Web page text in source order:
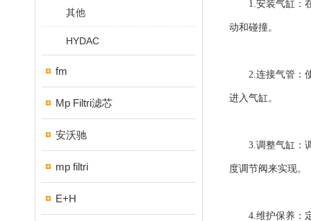
其他
HYDAC
fm
Mp Filtri滤芯
安沃驰
mp filtri
E+H
1.安装气缸：在
动和碰撞。
2.连接气管：使
进入气缸。
3.调整气缸：调
度调节阀来实现。
4.维护保养：定